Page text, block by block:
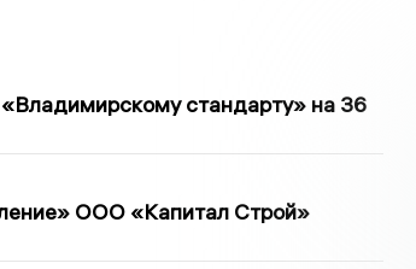
стандарту» на 36
ООО «Капитал Строй»